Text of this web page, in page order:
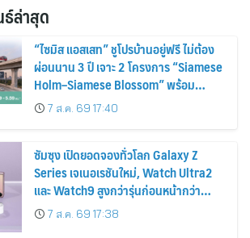
ล่าสุด
“ไซมิส แอสเสท” ชูโปรบ้านอยู่ฟรี ไม่ต้อง
ผ่อนนาน 3 ปี เจาะ 2 โครงการ “Siamese
Holm–Siamese Blossom” พร้อม
ส่วนลดและสิทธิพิเศษถึง 31 สิงหาคม
2569
7 ส.ค. 69 17:40
ซัมซุง เปิดยอดจองทั่วโลก Galaxy Z
Series เจเนอเรชันใหม่, Watch Ultra2
และ Watch9 สูงกว่ารุ่นก่อนหน้ากว่า
30%7 ส.ค. 69 17:38